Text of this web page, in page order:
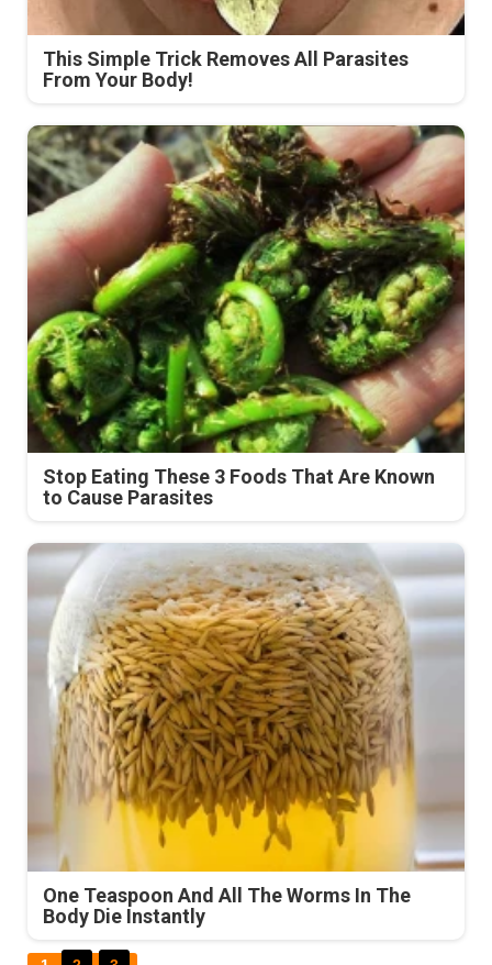
This Simple Trick Removes All Parasites
From Your Body!
Stop Eating These 3 Foods That Are Known
to Cause Parasites
One Teaspoon And All The Worms In The
Body Die Instantly